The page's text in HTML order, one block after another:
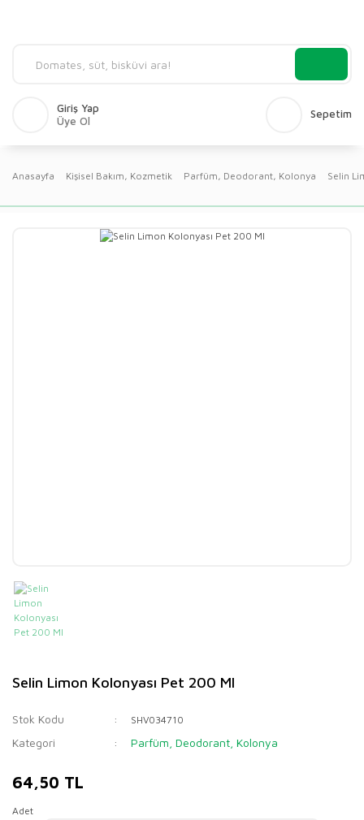
Giriş Yap
Üye Ol
Sepetim
Anasayfa Kişisel Bakım, Kozmetik Parfüm, Deodorant, Kolonya Selin
Selin Limon Kolonyası Pet 200 Ml
Stok Kodu SHV034710
Kategori Parfüm, Deodorant, Kolonya
64,50 TL
Adet